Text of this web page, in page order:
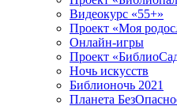
Видеокурс «55+»
Проект «Моя
Онлайн-игры
Проект
Ночь искусств
Библионочь 2021
Планета